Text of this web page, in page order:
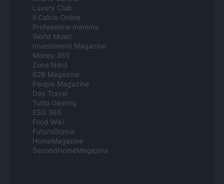
Luxury Club
Il Calcio Online
Professione mamma
World Music
Investimenti Magazine
Money 365
Zona Nerd
B2B Magazine
People Magazine
Day Travel
Tutto Gaming
ESG 365
Food Wiki
FuturoDonna
HomeMagazine
SecondHomeMagazine